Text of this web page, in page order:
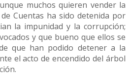
muchos quieren vender la
Cuentas ha sido detenida por
la impunidad y la corrupción;
y que bueno que ellos se
que han podido detener a la
el acto de encendido del árbol